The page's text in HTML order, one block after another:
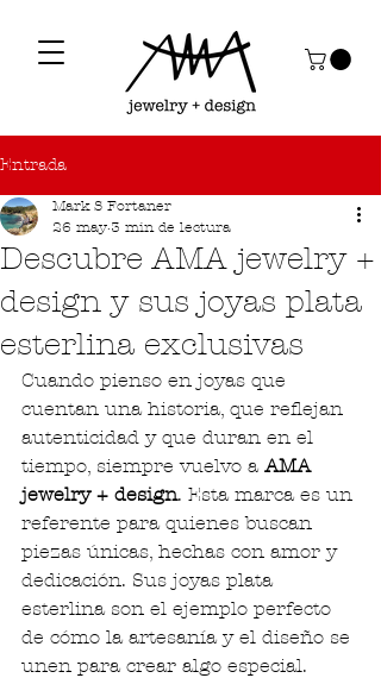
Entrada
Descubre AMA jewelry +
design y sus joyas plata
esterlina exclusivas
Mark S Fortaner
26 may 3 min de lectura
Cuando pienso en joyas que
cuentan una historia, que reflejan
autenticidad y que duran en el
tiempo, siempre vuelvo a AMA
jewelry + design. Esta marca es un
referente para quienes buscan
piezas únicas, hechas con amor y
dedicación. Sus joyas plata
esterlina son el ejemplo perfecto
de cómo la artesanía y el diseño se
unen para crear algo especial.